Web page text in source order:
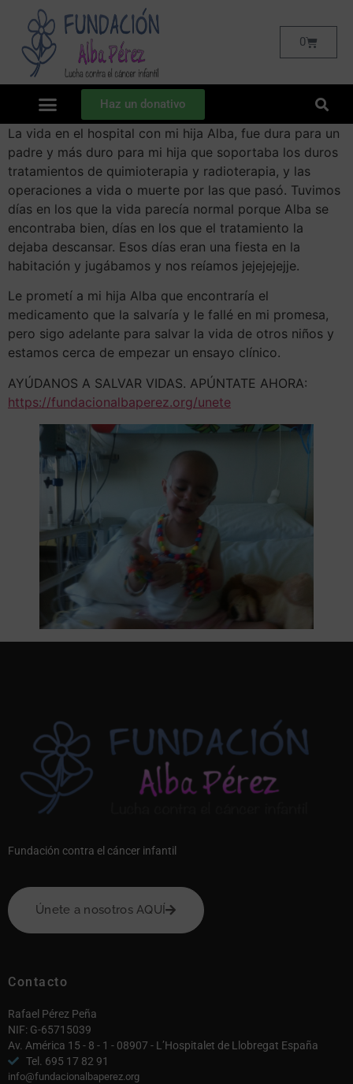
0
Haz un donativo
La vida en el hospital con mi hija Alba, fue dura para un
padre y más duro para mi hija que soportaba los duros
tratamientos de quimioterapia y radioterapia, y las
operaciones a vida o muerte por las que pasó. Tuvimos
días en los que la vida parecía normal porque Alba se
encontraba bien, días en los que el tratamiento la
dejaba descansar. Esos días eran una fiesta en la
habitación y jugábamos y nos reíamos jejejejejje.
Le prometí a mi hija Alba que encontraría el
medicamento que la salvaría y le fallé en mi promesa,
pero sigo adelante para salvar la vida de otros niños y
estamos cerca de empezar un ensayo clínico.
AYÚDANOS A SALVAR VIDAS. APÚNTATE AHORA:
https://fundacionalbaperez.org/unete
Fundación contra el cáncer infantil
Únete a nosotros AQUÍ
Contacto
Rafael Pérez Peña
NIF: G-65715039
Av. América 15 - 8 - 1 - 08907 - L’Hospitalet de Llobregat España
Tel. 695 17 82 91
info@fundacionalbaperez.org